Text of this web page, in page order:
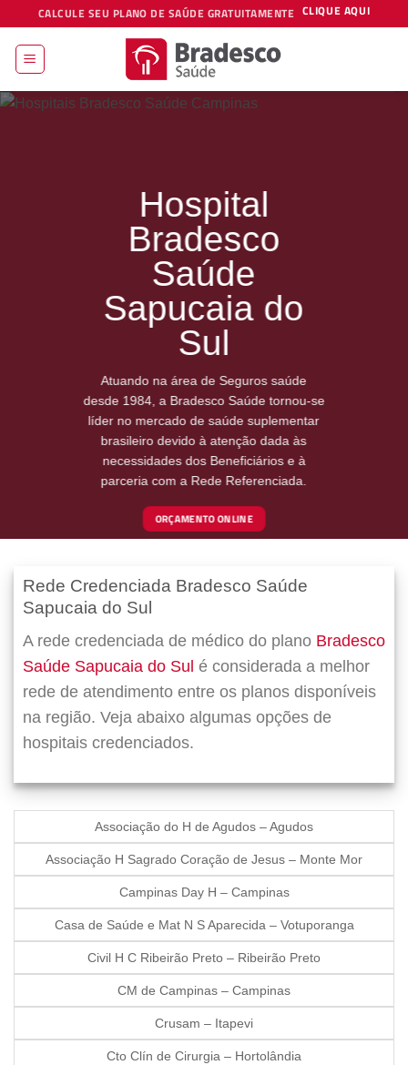
content
CALCULE SEU PLANO DE SAÚDE GRATUITAMENTE CLIQUE AQUI
Hospital
Bradesco
Saúde
Sapucaia do
Sul
Atuando na área de Seguros saúde
desde 1984, a Bradesco Saúde tornou-se
líder no mercado de saúde suplementar
brasileiro devido à atenção dada às
necessidades dos Beneficiários e à
parceria com a Rede Referenciada.
ORÇAMENTO ONLINE
Rede Credenciada Bradesco Saúde
Sapucaia do Sul
A rede credenciada de médico do plano Bradesco
Saúde Sapucaia do Sul é considerada a melhor
rede de atendimento entre os planos disponíveis
na região. Veja abaixo algumas opções de
hospitais credenciados.
Associação do H de Agudos – Agudos
Associação H Sagrado Coração de Jesus – Monte Mor
Campinas Day H – Campinas
Casa de Saúde e Mat N S Aparecida – Votuporanga
Civil H C Ribeirão Preto – Ribeirão Preto
CM de Campinas – Campinas
Crusam – Itapevi
Cto Clín de Cirurgia – Hortolândia